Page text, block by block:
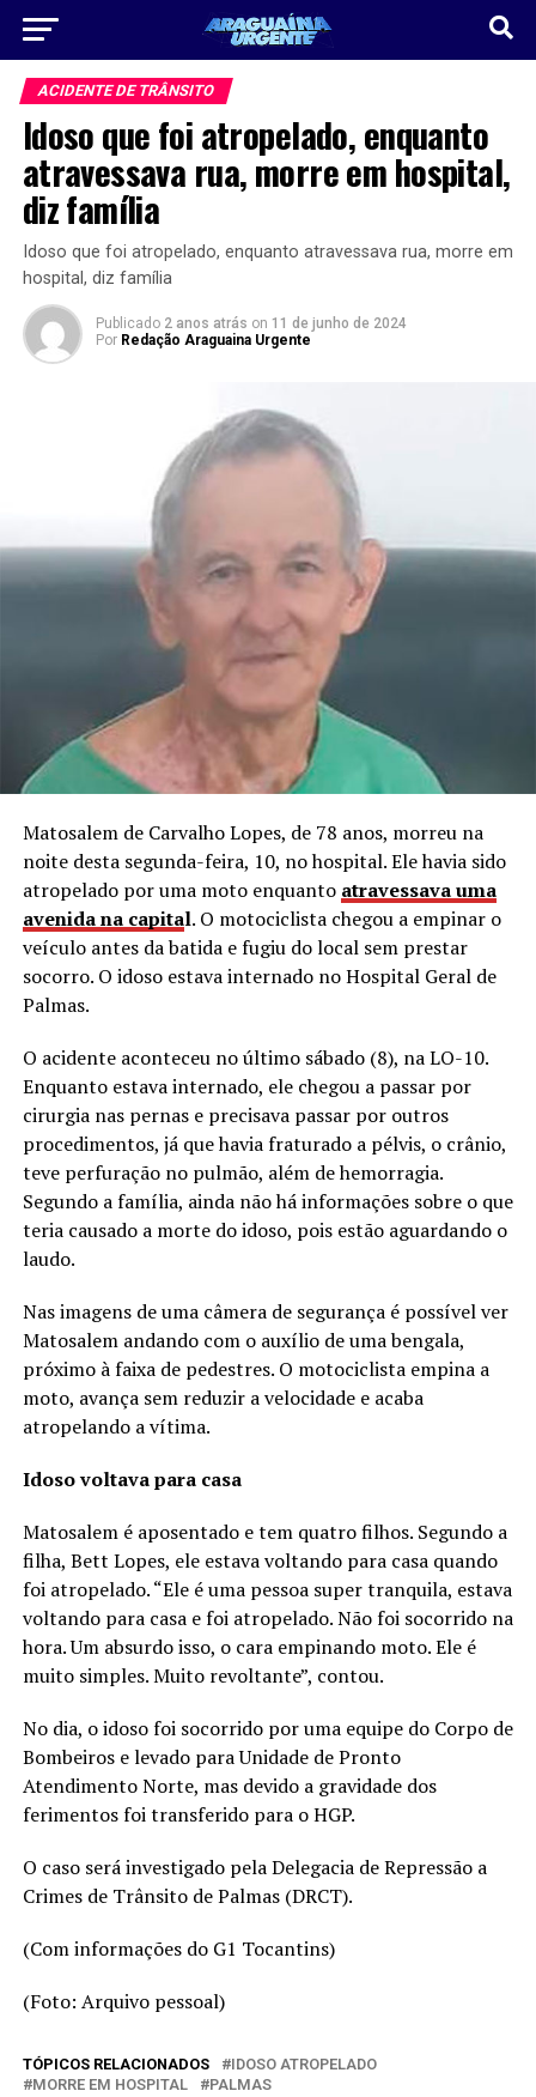
ACIDENTE DE TRÂNSITO
Idoso que foi atropelado, enquanto
atravessava rua, morre em hospital,
diz família
Idoso que foi atropelado, enquanto atravessava rua, morre em
hospital, diz família
Publicado 2 anos atrás on 11 de junho de 2024
Por Redação Araguaina Urgente
Matosalem de Carvalho Lopes, de 78 anos, morreu na
noite desta segunda-feira, 10, no hospital. Ele havia sido
atropelado por uma moto enquanto atravessava uma
avenida na capital. O motociclista chegou a empinar o
veículo antes da batida e fugiu do local sem prestar
socorro. O idoso estava internado no Hospital Geral de
Palmas.
O acidente aconteceu no último sábado (8), na LO-10.
Enquanto estava internado, ele chegou a passar por
cirurgia nas pernas e precisava passar por outros
procedimentos, já que havia fraturado a pélvis, o crânio,
teve perfuração no pulmão, além de hemorragia.
Segundo a família, ainda não há informações sobre o que
teria causado a morte do idoso, pois estão aguardando o
laudo.
Nas imagens de uma câmera de segurança é possível ver
Matosalem andando com o auxílio de uma bengala,
próximo à faixa de pedestres. O motociclista empina a
moto, avança sem reduzir a velocidade e acaba
atropelando a vítima.
Idoso voltava para casa
Matosalem é aposentado e tem quatro filhos. Segundo a
filha, Bett Lopes, ele estava voltando para casa quando
foi atropelado. “Ele é uma pessoa super tranquila, estava
voltando para casa e foi atropelado. Não foi socorrido na
hora. Um absurdo isso, o cara empinando moto. Ele é
muito simples. Muito revoltante”, contou.
No dia, o idoso foi socorrido por uma equipe do Corpo de
Bombeiros e levado para Unidade de Pronto
Atendimento Norte, mas devido a gravidade dos
ferimentos foi transferido para o HGP.
O caso será investigado pela Delegacia de Repressão a
Crimes de Trânsito de Palmas (DRCT).
(Com informações do G1 Tocantins)
(Foto: Arquivo pessoal)
TÓPICOS RELACIONADOS
IDOSO ATROPELADO
MORRE EM HOSPITAL
PALMAS